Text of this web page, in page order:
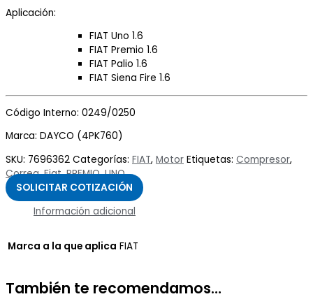
Aplicación:
FIAT Uno 1.6
FIAT Premio 1.6
FIAT Palio 1.6
FIAT Siena Fire 1.6
Código Interno: 0249/0250
Marca: DAYCO (4PK760)
SKU: 7696362 Categorías: FIAT, Motor Etiquetas: Compresor,
Correa,Fiat,PREMIO,UNO
SOLICITAR COTIZACIÓN
Información adicional
Marca a la que aplica FIAT
También te recomendamos…